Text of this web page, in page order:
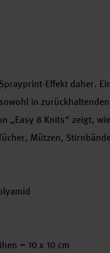
Effekt daher.
in
„Easy 8 Knits“ zeigt,
Mützen,
= 10 x 10 cm